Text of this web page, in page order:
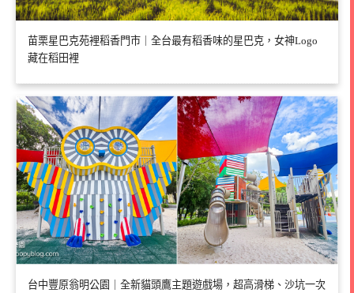
苗栗星巴克苑裡稻香門市｜全台最有稻香味的星巴克，女神Logo
藏在稻田裡
台中豐原翁明公園｜全新貓頭鷹主題遊戲場，超高滑梯、沙坑一次